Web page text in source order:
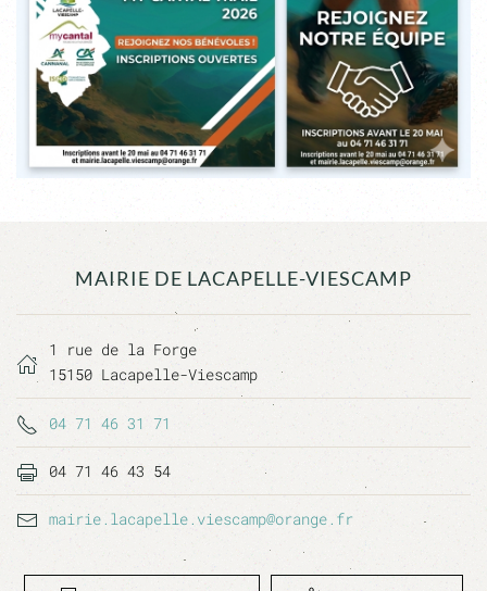
MAIRIE DE LACAPELLE-VIESCAMP
1 rue de la Forge
15150 Lacapelle-Viescamp
04 71 46 31 71
04 71 46 43 54
mairie.lacapelle.viescamp@orange.fr